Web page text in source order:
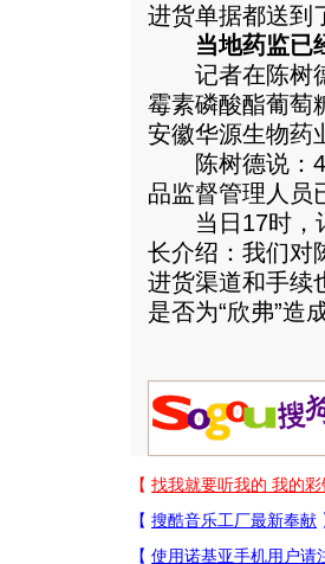
进货单据都送到
当地药监已
记者在陈树德
霉素磷酸酯葡萄
安徽华源生物药
陈树德说：4
品监督管理人员
当日17时，记
长介绍：我们对
进货渠道和手续
是否为“欣弗”造